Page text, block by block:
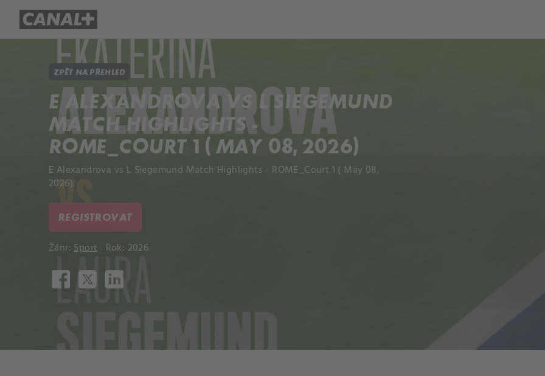
ZPĚT NA PŘEHLED
E ALEXANDROVA VS L SIEGEMUND
MATCH HIGHLIGHTS -
ROME_COURT 1 ( MAY 08, 2026)
E Alexandrova vs L Siegemund Match Highlights - ROME_Court 1 ( May 08,
2026).
REGISTROVAT
Žánr:Sport Rok: 2026